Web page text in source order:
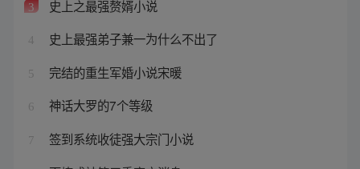
3 史上之最强赘婿小说
4 史上最强弟子兼一为什么不出了
5 完结的重生军婚小说宋暖
6 神话大罗的7个等级
7 签到系统收徒强大宗门小说